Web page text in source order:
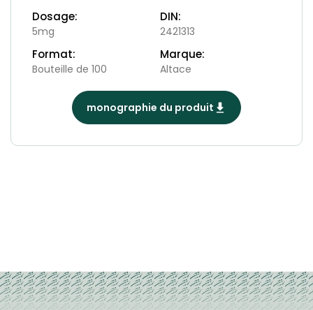
Dosage:
5mg
DIN:
2421313
Format:
Bouteille de 100
Marque:
Altace
monographie du produit